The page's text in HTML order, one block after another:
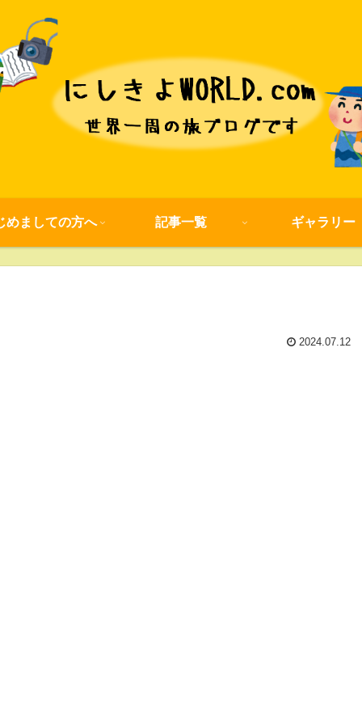
めましての方へ 記事一覧 ギャラリー
2024.07.12